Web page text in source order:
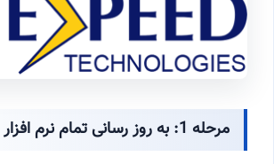
مرحله 1: به روز رسانی تمام نرم افزار